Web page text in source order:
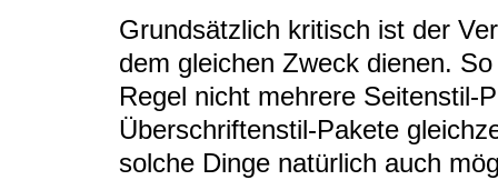
Grundsätzlich kritisch ist der
dem gleichen Zweck dienen.
Regel nicht mehrere Seitenstil-
Überschriftenstil-Pakete
solche Dinge natürlich auch